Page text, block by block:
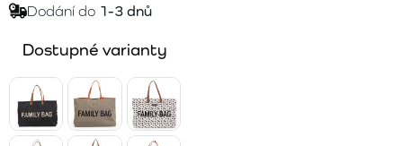
Dodání do 1-3 dnů
Dostupné varianty